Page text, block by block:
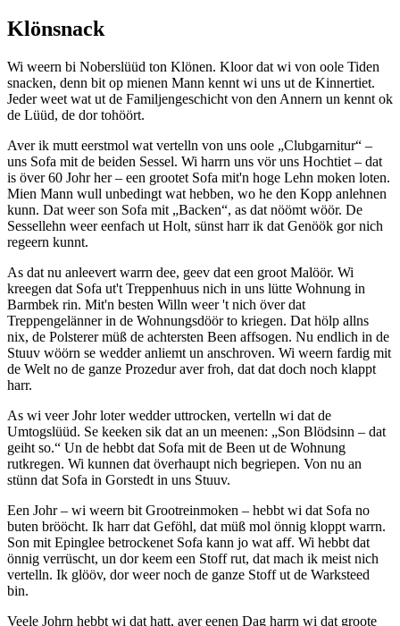
Klönsnack
Wi weern bi Noberslüüd ton Klönen. Kloor dat wi von oole Tiden
snacken, denn bit op mienen Mann kennt wi uns ut de Kinnertiet.
Jeder weet wat ut de Familjengeschicht von den Annern un kennt ok
de Lüüd, de dor tohöört.
Aver ik mutt eerstmol wat vertelln von uns oole
Clubgarnitur
‒
uns Sofa mit de beiden Sessel. Wi harrn uns vör uns Hochtiet ‒ dat
is över 60 Johr her ‒ een grootet Sofa mit'n hoge Lehn moken loten.
Mien Mann wull unbedingt wat hebben, wo he den Kopp anlehnen
kunn. Dat weer son Sofa mit
Backen , as dat nöömt wöör. De
Sessellehn weer eenfach ut Holt, sünst harr ik dat Genöök gor nich
regeern kunnt.
As dat nu anleevert warrn dee, geev dat een groot Malöör. Wi
kreegen dat Sofa ut't Treppenhuus nich in uns lütte Wohnung in
Barmbek rin. Mit'n besten Willn weer 't nich över dat
Treppengelänner in de Wohnungsdöör to kriegen. Dat hölp allns
nix, de Polsterer müß de achtersten Been affsogen. Nu endlich in de
Stuuv wöörn se wedder anliemt un anschroven. Wi weern fardig mit
de Welt no de ganze Prozedur aver froh, dat dat doch noch klappt
harr.
As wi veer Johr loter wedder uttrocken, vertelln wi dat de
Umtogslüüd. Se keeken sik dat an un meenen:
Son Blödsinn ‒ dat
geiht so.
Un de hebbt dat Sofa mit de Been ut de Wohnung
rutkregen. Wi kunnen dat överhaupt nich begriepen. Von nu an
stünn dat Sofa in Gorstedt in uns Stuuv.
Een Johr ‒ wi weern bit Grootreinmoken ‒ hebbt wi dat Sofa no
buten brööcht. Ik harr dat Geföhl, dat müß mol önnig kloppt warrn.
Son mit Epinglee betrockenet Sofa kann jo wat aff. Wi hebbt dat
önnig verrüscht, un dor keem een Stoff rut, dat mach ik meist nich
vertelln. Ik glööv, dor weer noch de ganze Stoff ut de Warksteed
bin.
Veele Johrn hebbt wi dat hatt, aver eenen Dag harrn wi dat groote